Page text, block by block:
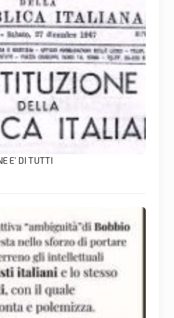
E’ DI TUTTI